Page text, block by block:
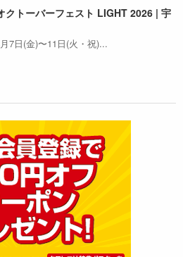
クトーバーフェスト LIGHT 2026 | 宇
7日(金)〜11日(火・祝)...